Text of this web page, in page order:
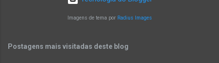
Norte de Minas. Ainda segundo a polícia, o
houve a batida entre dois veículos em trecho
da rodovia entre os municípios de Monte Azul e
ficaram presas nas ferragens. Equipes do
Imagens de tema por Radius Images
Postagens mais visitadas deste blog